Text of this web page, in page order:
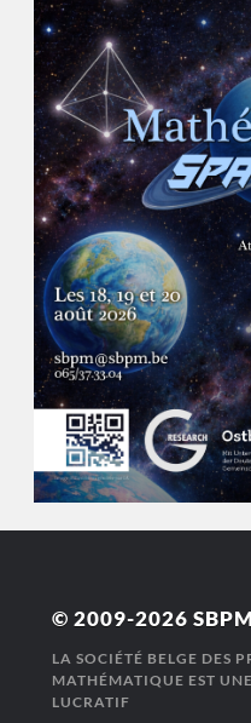
© 2009-2026
LA SOCIÉTÉ BELGE DES
MATHÉMATIQUE EST
LUCRATIF